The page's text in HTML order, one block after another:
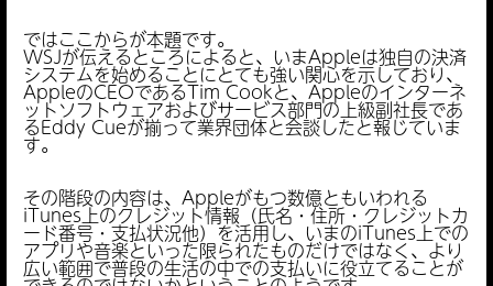
ではここからが本題です。
WSJが伝えるところによると、いまAppleは独自の決済
システムを始めることにとても強い関心を示しており、
AppleのCEOであるTim Cookと、Appleのインターネ
ットソフトウェアおよびサービス部門の上級副社長であ
るEddy Cueが揃って業界団体と会談したと報じていま
す。
その階段の内容は、Appleがもつ数億ともいわれる
iTunes上のクレジット情報（氏名・住所・クレジットカ
ード番号・支払状況他）を活用し、いまのiTunes上での
アプリや音楽といった限られたものだけではなく、より
広い範囲で普段の生活の中での支払いに役立てることが